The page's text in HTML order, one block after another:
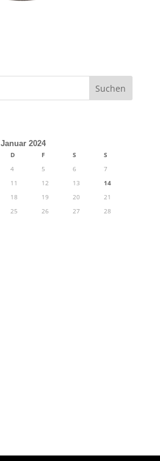
Januar 2024
D F S
S
4 5 6
7
11 12 13
14
18 19 20
21
25 26 27
28